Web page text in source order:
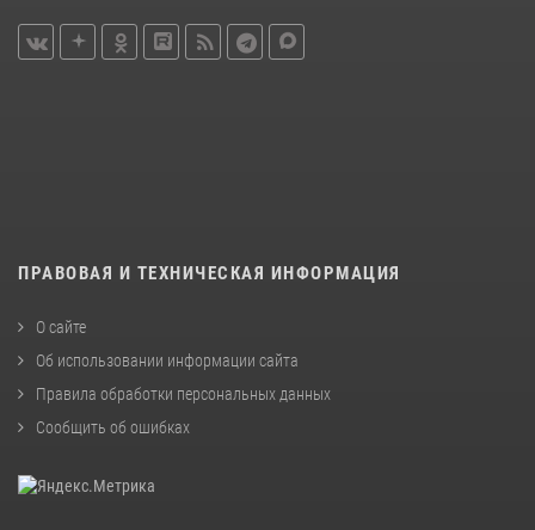
ПРАВОВАЯ И ТЕХНИЧЕСКАЯ ИНФОРМАЦИЯ
О сайте
Об использовании информации сайта
Правила обработки персональных данных
Сообщить об ошибках